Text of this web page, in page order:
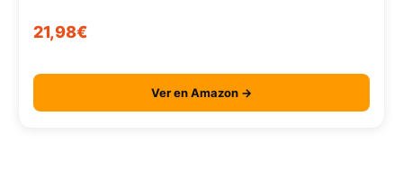
21,98€
Ver en Amazon →